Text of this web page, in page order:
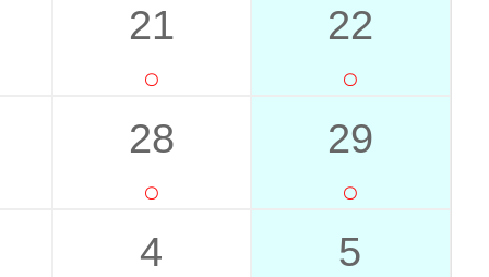
21 22
28 29
4 5